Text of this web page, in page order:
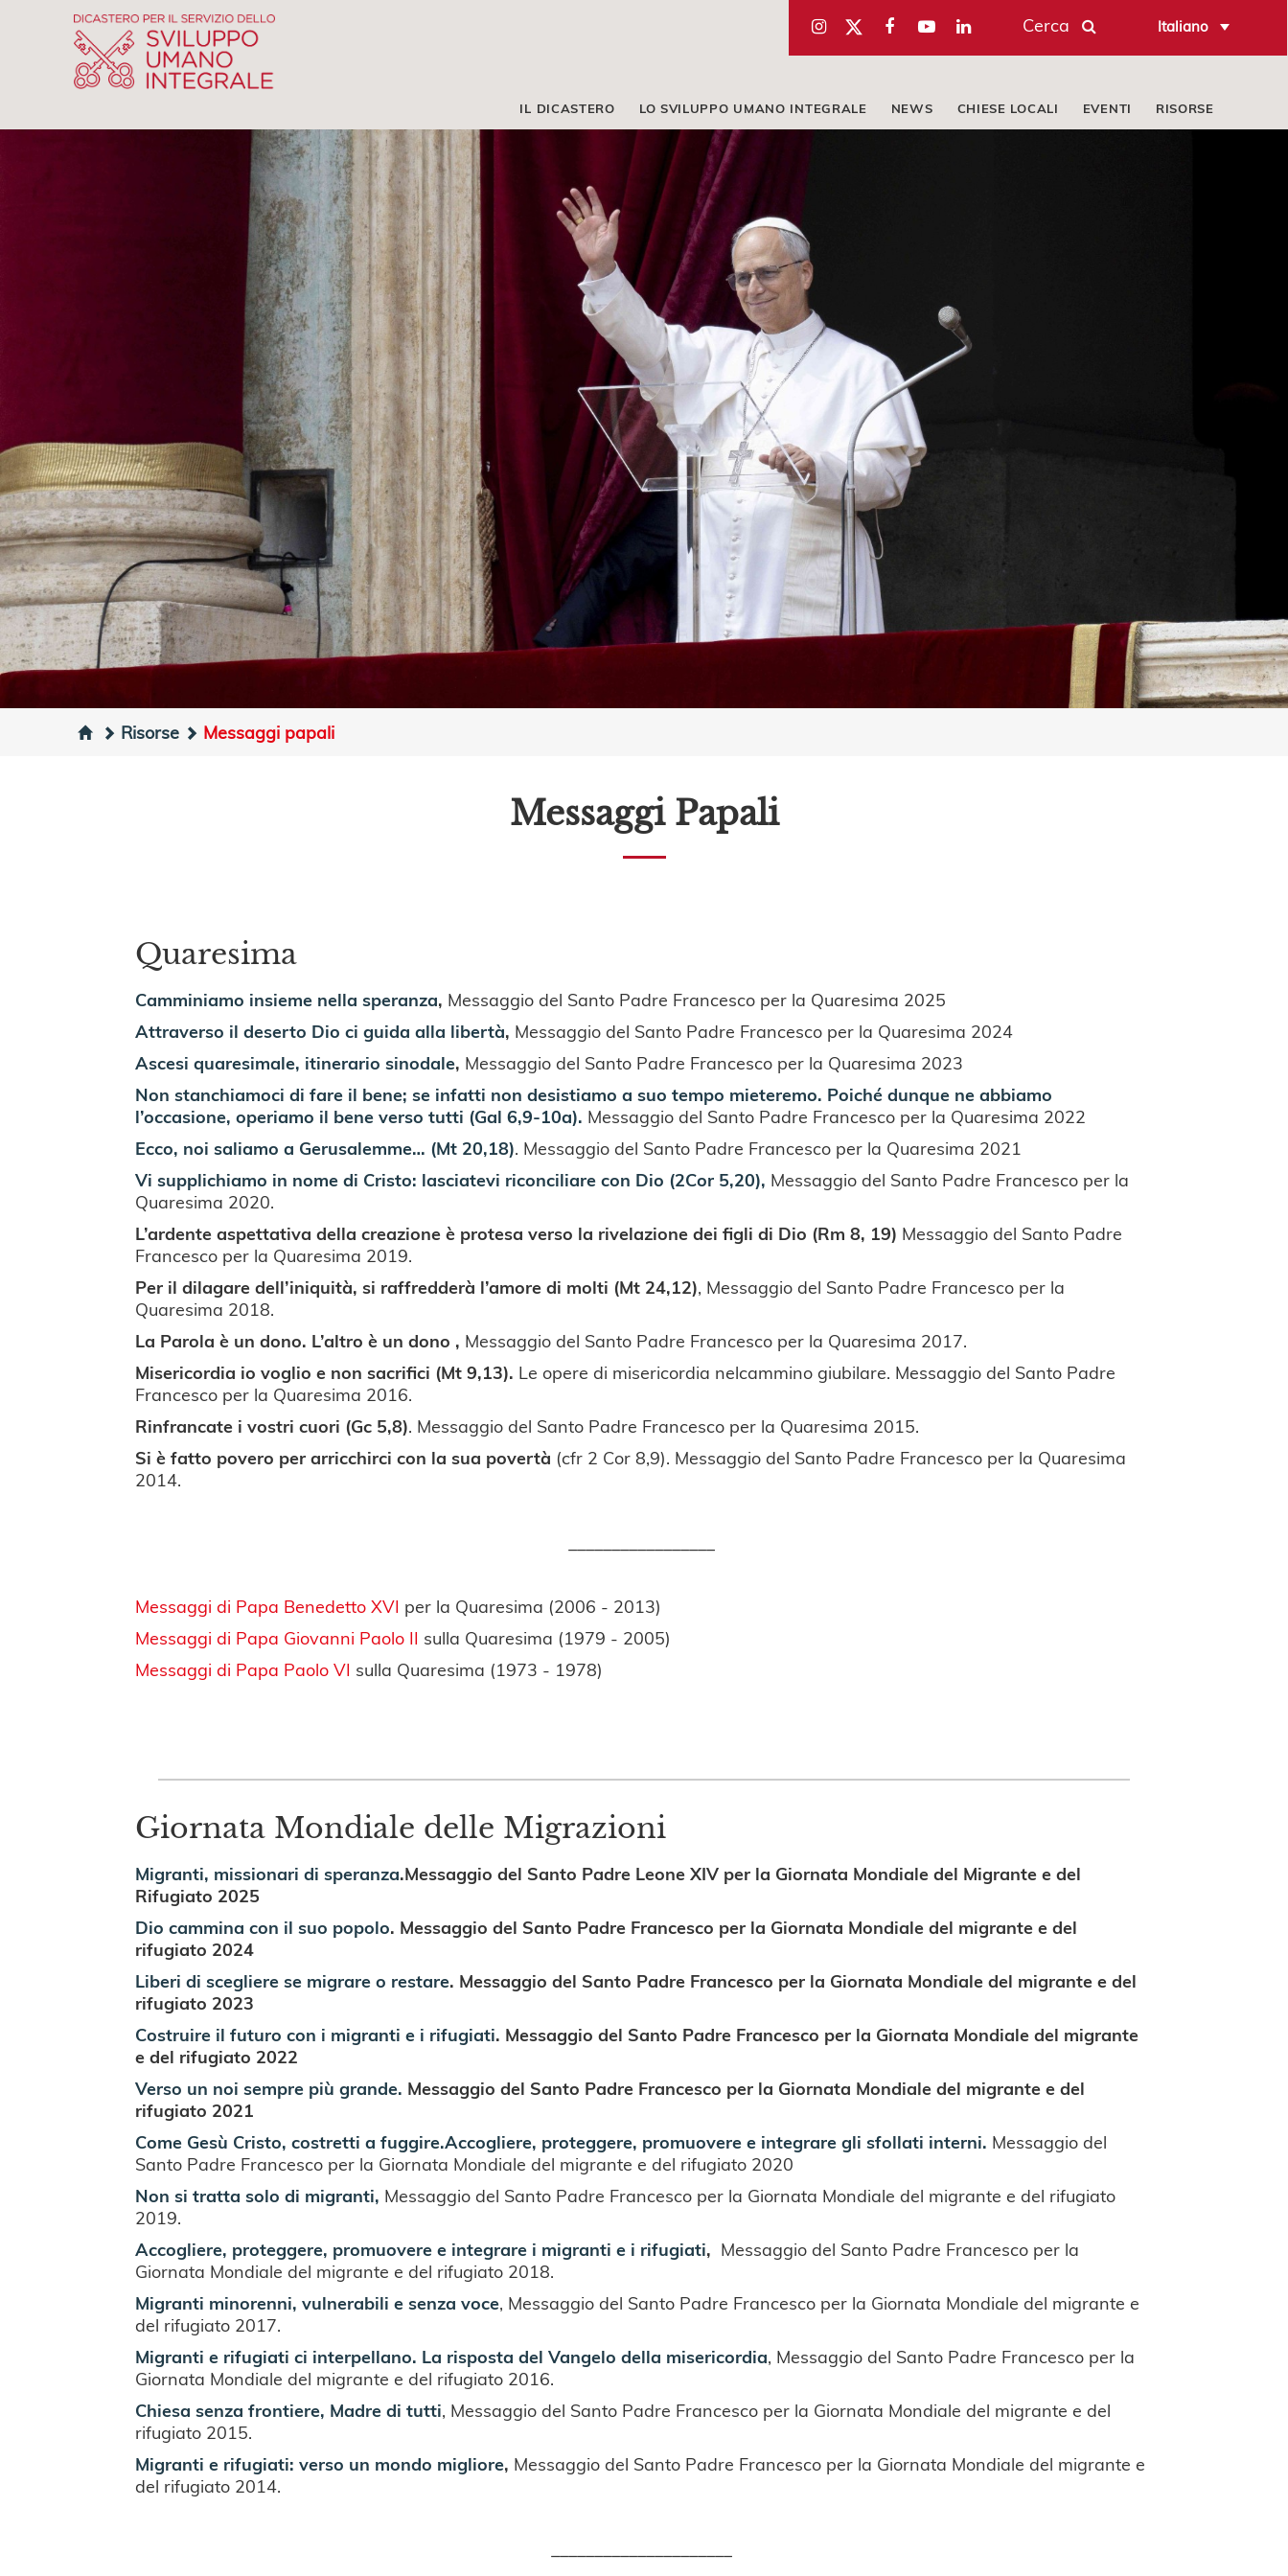
Cerca Italiano
IL DICASTERO LO SVILUPPO UMANO INTEGRALE NEWS CHIESE LOCALI EVENTI RISORSE
Risorse Messaggi papali
Messaggi Papali
Quaresima
Camminiamo insieme nella speranza, Messaggio del Santo Padre Francesco per la Quaresima 2025
Attraverso il deserto Dio ci guida alla libertà, Messaggio del Santo Padre Francesco per la Quaresima 2024
Ascesi quaresimale, itinerario sinodale, Messaggio del Santo Padre Francesco per la Quaresima 2023
Non stanchiamoci di fare il bene; se infatti non desistiamo a suo tempo mieteremo. Poiché dunque ne abbiamo
l’occasione, operiamo il bene verso tutti (Gal 6,9-10a). Messaggio del Santo Padre Francesco per la Quaresima 2022
Ecco, noi saliamo a Gerusalemme… (Mt 20,18). Messaggio del Santo Padre Francesco per la Quaresima 2021
Vi supplichiamo in nome di Cristo: lasciatevi riconciliare con Dio (2Cor 5,20), Messaggio del Santo Padre Francesco per la
Quaresima 2020.
L’ardente aspettativa della creazione è protesa verso la rivelazione dei figli di Dio (Rm 8, 19) Messaggio del Santo Padre
Francesco per la Quaresima 2019.
Per il dilagare dell’iniquità, si raffredderà l’amore di molti (Mt 24,12), Messaggio del Santo Padre Francesco per la
Quaresima 2018.
La Parola è un dono. L’altro è un dono , Messaggio del Santo Padre Francesco per la Quaresima 2017.
Misericordia io voglio e non sacrifici (Mt 9,13). Le opere di misericordia nelcammino giubilare. Messaggio del Santo Padre
Francesco per la Quaresima 2016.
Rinfrancate i vostri cuori (Gc 5,8). Messaggio del Santo Padre Francesco per la Quaresima 2015.
Si è fatto povero per arricchirci con la sua povertà (cfr 2 Cor 8,9). Messaggio del Santo Padre Francesco per la Quaresima
2014.
Messaggi di Papa Benedetto XVI per la Quaresima (2006 - 2013)
Messaggi di Papa Giovanni Paolo II sulla Quaresima (1979 - 2005)
Messaggi di Papa Paolo VI sulla Quaresima (1973 - 1978)
Giornata Mondiale delle Migrazioni
Migranti, missionari di speranza.Messaggio del Santo Padre Leone XIV per la Giornata Mondiale del Migrante e del
Rifugiato 2025
Dio cammina con il suo popolo. Messaggio del Santo Padre Francesco per la Giornata Mondiale del migrante e del
rifugiato 2024
Liberi di scegliere se migrare o restare. Messaggio del Santo Padre Francesco per la Giornata Mondiale del migrante e del
rifugiato 2023
Costruire il futuro con i migranti e i rifugiati. Messaggio del Santo Padre Francesco per la Giornata Mondiale del migrante
e del rifugiato 2022
Verso un noi sempre più grande. Messaggio del Santo Padre Francesco per la Giornata Mondiale del migrante e del
rifugiato 2021
Come Gesù Cristo, costretti a fuggire.Accogliere, proteggere, promuovere e integrare gli sfollati interni. Messaggio del
Santo Padre Francesco per la Giornata Mondiale del migrante e del rifugiato 2020
Non si tratta solo di migranti, Messaggio del Santo Padre Francesco per la Giornata Mondiale del migrante e del rifugiato
2019.
Accogliere, proteggere, promuovere e integrare i migranti e i rifugiati, Messaggio del Santo Padre Francesco per la
Giornata Mondiale del migrante e del rifugiato 2018.
Migranti minorenni, vulnerabili e senza voce, Messaggio del Santo Padre Francesco per la Giornata Mondiale del migrante e
del rifugiato 2017.
Migranti e rifugiati ci interpellano. La risposta del Vangelo della misericordia, Messaggio del Santo Padre Francesco per la
Giornata Mondiale del migrante e del rifugiato 2016.
Chiesa senza frontiere, Madre di tutti, Messaggio del Santo Padre Francesco per la Giornata Mondiale del migrante e del
rifugiato 2015.
Migranti e rifugiati: verso un mondo migliore, Messaggio del Santo Padre Francesco per la Giornata Mondiale del migrante e
del rifugiato 2014.